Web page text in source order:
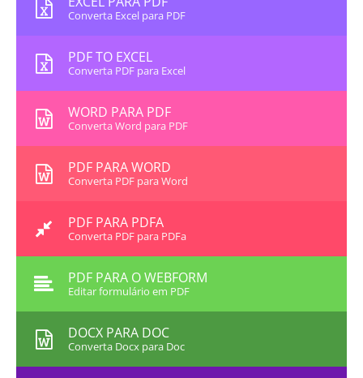
Converta Excel para PDF
PDF TO EXCEL
Converta PDF para Excel
WORD PARA PDF
Converta Word para PDF
PDF PARA WORD
Converta PDF para Word
PDF PARA PDFA
Converta PDF para PDFa
PDF PARA O WEBFORM
Editar formulário em PDF
DOCX PARA DOC
Converta Docx para Doc